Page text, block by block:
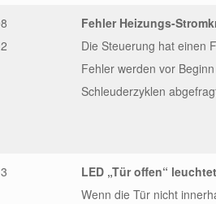
Fehler Heizungs-
Die Steuerung hat einen
Fehler werden vor
Schleuderzyklen
LED „Tür offen“
Wenn die Tür nicht